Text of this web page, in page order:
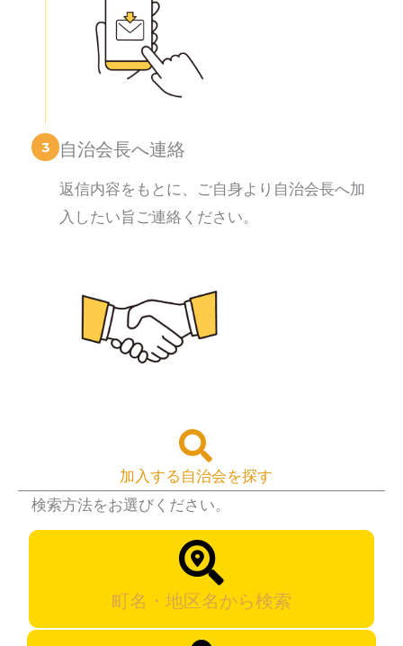
3 自治会長へ連絡
返信内容をもとに、ご自身より自治会長へ加
入したい旨ご連絡ください。
加入する自治会を探す
検索方法をお選びください。
町名・地区名から検索